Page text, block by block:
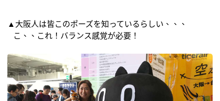
▲大阪人は皆このポーズを知っているらしい、、、
こ、、これ！バランス感覚が必要！